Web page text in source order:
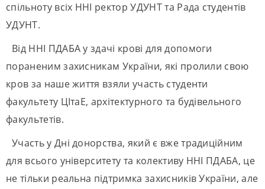
спільноту всіх ННІ ректор УДУНТ та Рада студентів
УДУНТ.
Від ННІ ПДАБА у здачі крові для допомоги
пораненим захисникам України, які пролили свою
кров за наше життя взяли участь студенти
факультету ЦІтаЕ, архітектурного та будівельного
факультетів.
Участь у Дні донорства, який є вже традиційним
для всього університету та колективу ННІ ПДАБА, це
не тільки реальна підтримка захисників України, але